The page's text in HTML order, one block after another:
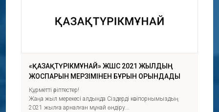
«ҚАЗАҚТҮРІКМҰНАЙ» ЖШС 2021 ЖЫЛДЫҢ
ЖОСПАРЫН МЕРЗІМІНЕН БҰРЫН ОРЫНДАДЫ
Құрметті әріптестер!
Жаңа жыл мерекесі алдында Сіздерді кәсіпорнымыздың
2021 жылға арналған мұнай өндіру...